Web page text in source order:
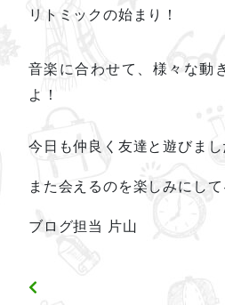
リトミックの始まり！
音楽に合わせて、様々な動
よ！
今日も仲良く友達と遊びまし
また会えるのを楽しみにして
ブログ担当 片山